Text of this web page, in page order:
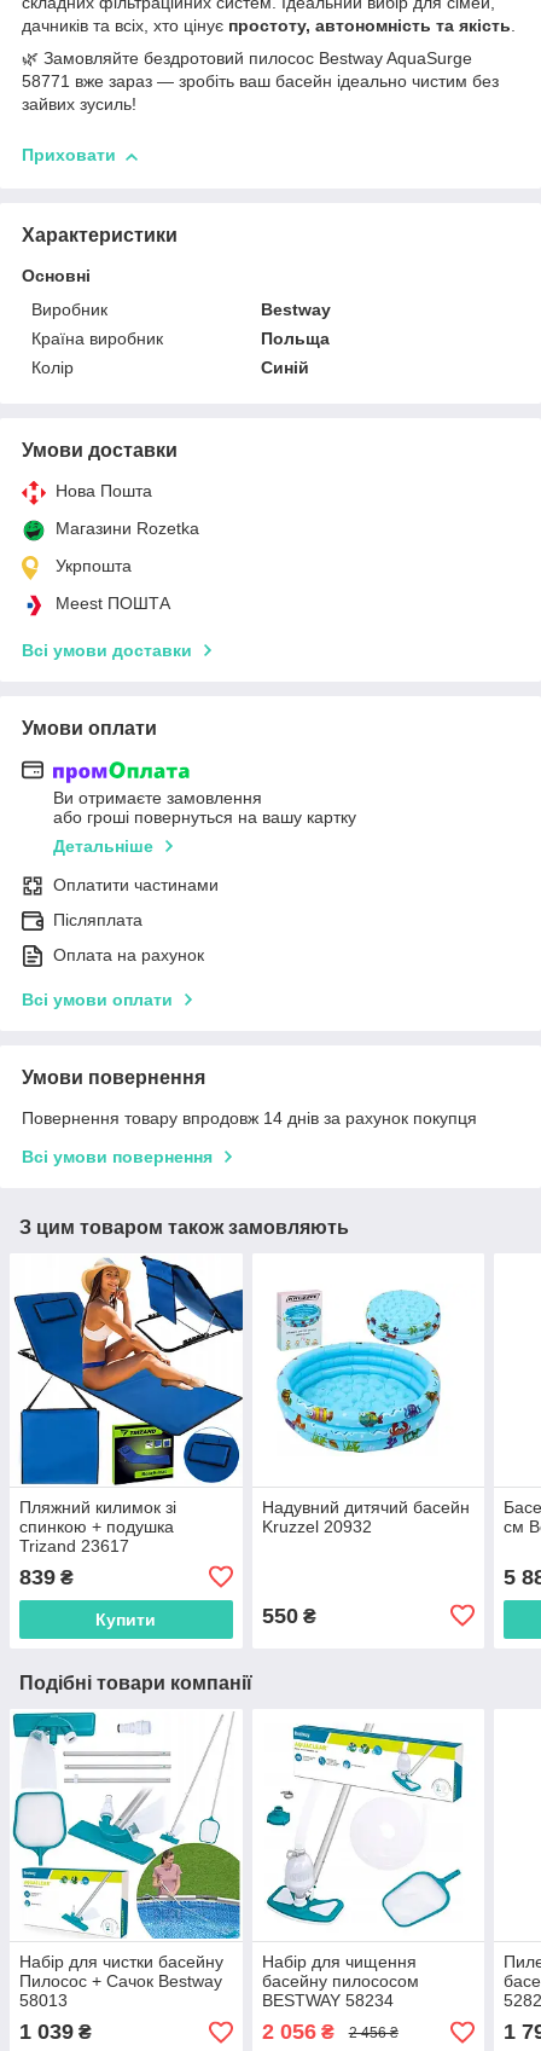
дачників та всіх, хто цінує простоту, автономність та якість.
🌿 Замовляйте бездротовий пилосос Bestway AquaSurge
58771 вже зараз — зробіть ваш басейн ідеально чистим без
зайвих зусиль!
Приховати
Характеристики
Основні
Виробник
Bestway
Країна виробник
Польща
Колір
Синій
Умови доставки
Нова Пошта
Магазини Rozetka
Укрпошта
Meest ПОШТА
Всі умови доставки
Умови оплати
Ви отримаєте замовлення
або гроші повернуться на вашу картку
Детальніше
Оплатити частинами
Післяплата
Оплата на рахунок
Всі умови оплати
Умови повернення
Повернення товару впродовж 14 днів за рахунок покупця
Всі умови повернення
З цим товаром також замовляють
Пляжний килимок зі
спинкою + подушка
Trizand 23617
839 ₴
Купити
Надувний дитячий басейн
Kruzzel 20932
550₴
см
5
Подібні товари компанії
Набір для чистки басейну
Пилосос + Сачок Bestway
58013
1 039 ₴
Набір для чищення
басейну пилососом
BESTWAY 58234
2 056₴ 2 456 ₴ 1